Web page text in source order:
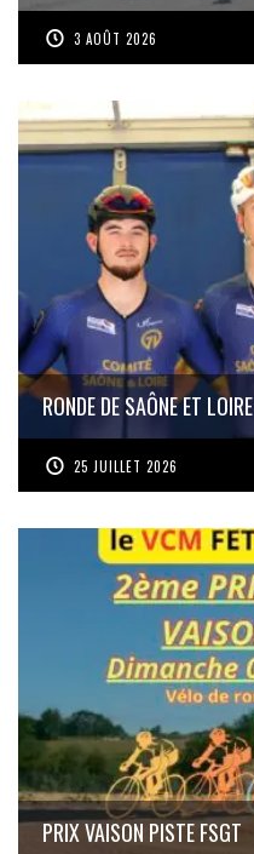
3 AOÛT 2026
RONDE DE SAÔNE ET LOIRE
25 JUILLET 2026
PRIX VAISON PISTE FSGT